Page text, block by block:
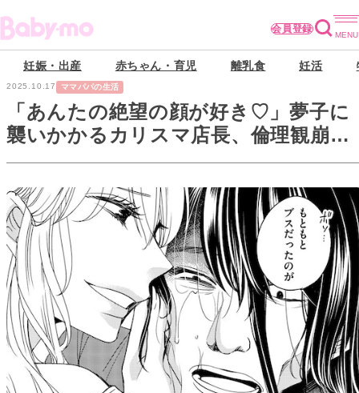
会員登録
妊娠・出産 赤ちゃん・育児 離乳食 妊活
2025.10.17 ママパパの生活
「あんたの絶望の顔が好き♡」夢子に
襲いかかるカリスマ店長、倫理観崩
壊！最低最悪の行動に…。【醜い私が